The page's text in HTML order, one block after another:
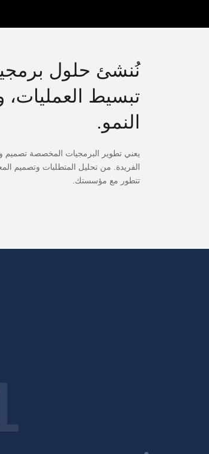
نُنشئ حلول
تبسيط العمليات،
النمو.
يعني تطوير البرمجيات المخصصة
الفريدة. من تحليل المتطلبات وتصميم
تتطور مع مؤسستك.